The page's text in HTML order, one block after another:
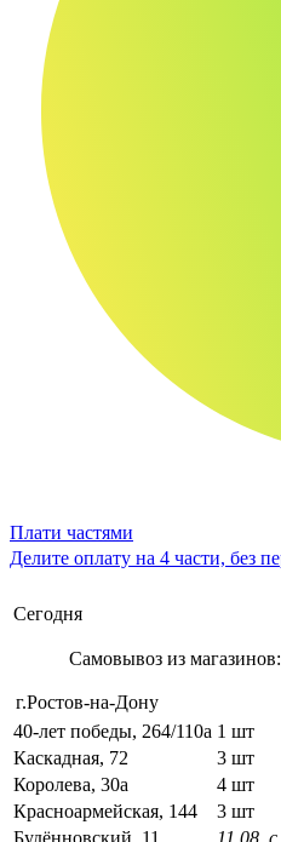
Плати частями
Делите оплату на 4 части, без
Сегодня
Самовывоз из магазинов:
г.Ростов-на-Дону
40-лет победы, 264/110а 1 шт
Каскадная, 72
3 шт
Королева, 30а
4 шт
Красноармейская, 144
3 шт
Будённовский, 11
11.08,